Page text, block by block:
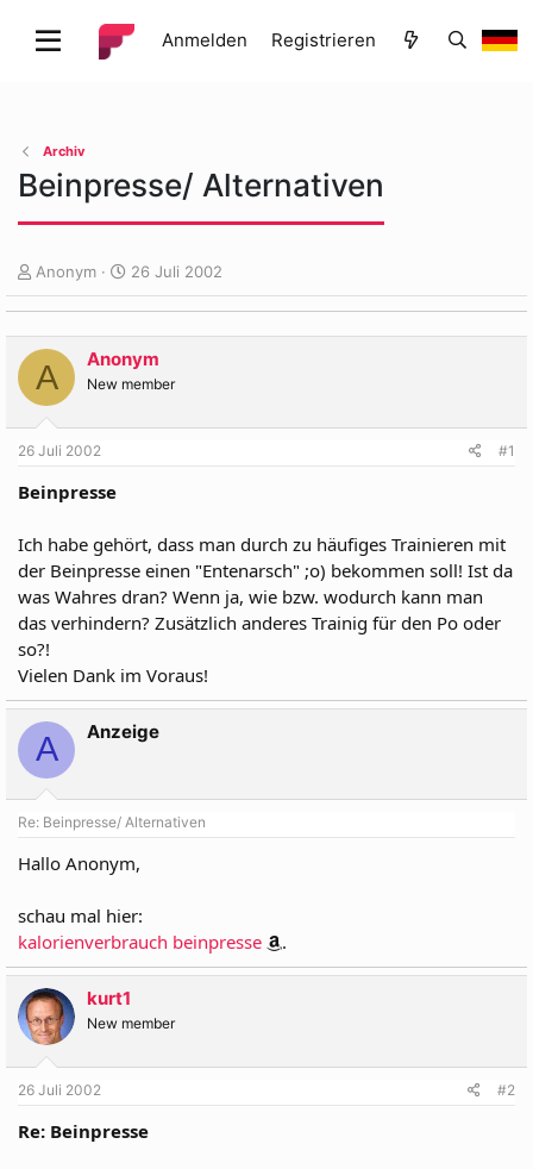
Anmelden Registrieren
Archiv
Beinpresse/ Alternativen
E
r
s
t
l
l
e
r
Anonym
E
r
s
t
e
l
t
26 Juli 2002
A Anonym
New member
26 Juli 2002 #1
Beinpresse
Ich habe gehört, dass man durch zu häufiges Trainieren mit
der Beinpresse einen "Entenarsch" ;o) bekommen soll! Ist da
was Wahres dran? Wenn ja, wie bzw. wodurch kann man
das verhindern? Zusätzlich anderes Trainig für den Po oder
so?!
Vielen Dank im Voraus!
A Anzeige
Re: Beinpresse/ Alternativen
Hallo Anonym,
schau mal hier:
kalorienverbrauch beinpresse
.
kurt1
New member
26 Juli 2002 #2
Re: Beinpresse